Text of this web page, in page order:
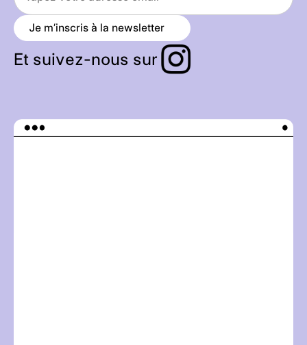
Je m’inscris à la newsletter
r
r
o
w
h
Et suivez-nous sur